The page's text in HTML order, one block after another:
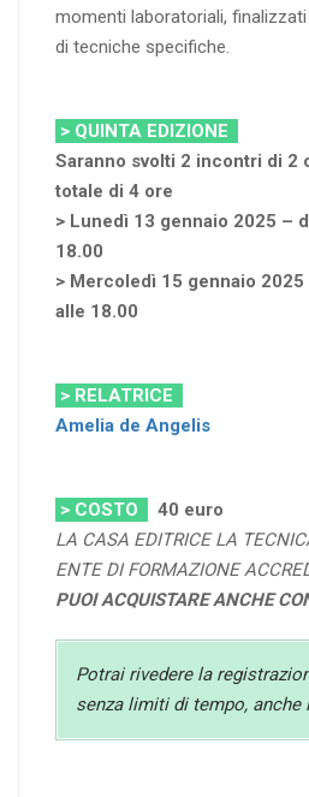
momenti laboratoriali,
di tecniche specifiche.
> QUINTA EDIZIONE
Saranno svolti 2 incontri di 2
totale di 4 ore
> Lunedì 13 gennaio 2025 –
18.00
> Mercoledì 15 gennaio
alle 18.00
> RELATRICE
Amelia de Angelis
> COSTO 40 euro
LA CASA EDITRICE LA
ENTE DI FORMAZIONE
PUOI ACQUISTARE ANCHE
Potrai rivedere la
senza limiti di tempo, anche